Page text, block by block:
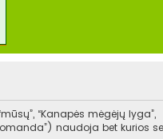
“Kanapės mėgėjų lyga”,
naudoja bet kurios